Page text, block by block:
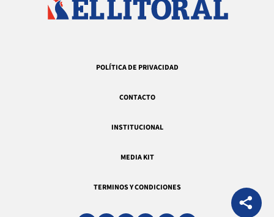
POLÍTICA DE PRIVACIDAD
CONTACTO
INSTITUCIONAL
MEDIA KIT
TERMINOS Y CONDICIONES